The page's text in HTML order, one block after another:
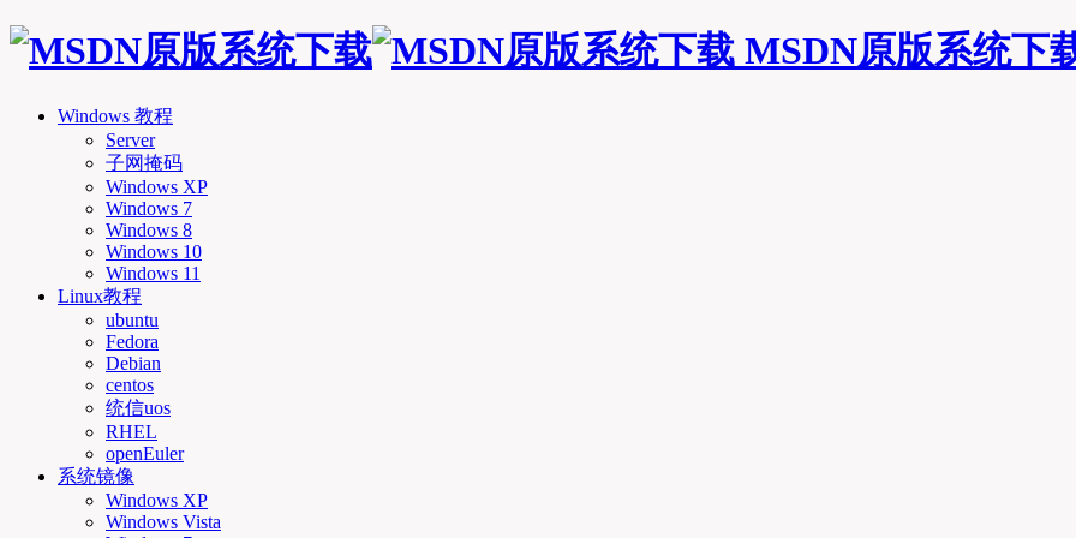
MSDN原版系统下
Windows 教程
Server
子网掩码
Windows XP
Windows 7
Windows 8
Windows 10
Windows 11
Linux教程
ubuntu
Fedora
Debian
centos
统信uos
RHEL
openEuler
系统镜像
Windows XP
Windows Vista